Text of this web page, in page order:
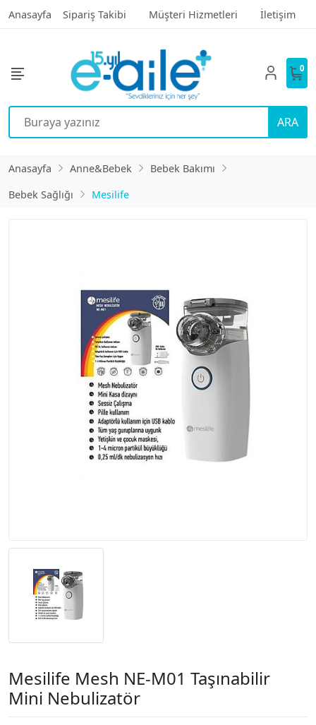
Anasayfa Sipariş Takibi Müşteri Hizmetleri İletişim
ARA
0
Anasayfa Anne&Bebek
Bebek Bakımı
Bebek Sağlığı
Mesilife
Mesilife Mesh NE-M01 Taşınabilir
Mini Nebulizatör